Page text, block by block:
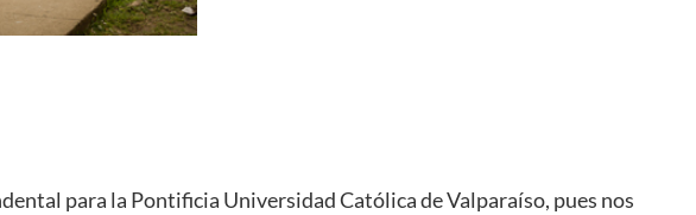
para la Pontificia Universidad Católica de Valparaíso, pues nos